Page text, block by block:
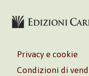
Privacy e cookie
Condizioni di